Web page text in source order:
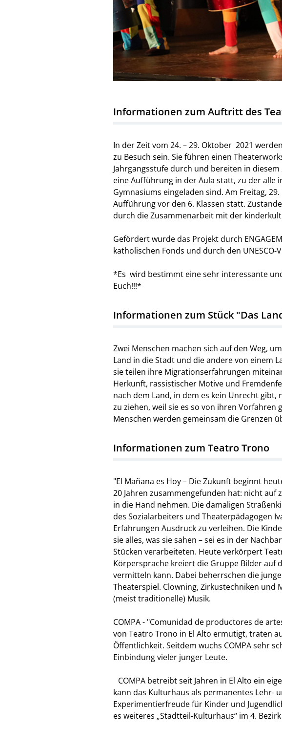
Informationen zum Auftritt des
In der Zeit vom 24. – 29. Oktober 2021
zu Besuch sein. Sie führen einen
Jahrgangsstufe durch und bereiten in
eine Aufführung in der Aula statt, zu der alle
Gymnasiums eingeladen sind. Am Freitag,
Aufführung vor den 6. Klassen statt.
durch die Zusammenarbeit mit der
Gefördert wurde das Projekt durch
katholischen Fonds und durch den UNESCO-
*Es wird bestimmt eine sehr interessante
Euch!!!*
Informationen zum Stück "Das
Zwei Menschen machen sich auf den Weg,
Land in die Stadt und die andere von einem
sie teilen ihre Migrationserfahrungen
Herkunft, rassistischer Motive und
nach dem Land, in dem es kein Unrecht
zu ziehen, weil sie es so von ihren Vorfahren
Menschen werden gemeinsam die Grenzen
Informationen zum Teatro Trono
"El Mañana es Hoy – Die Zukunft beginnt
20 Jahren zusammengefunden hat: nicht
in die Hand nehmen. Die damaligen
des Sozialarbeiters und Theaterpädagogen
Erfahrungen Ausdruck zu verleihen. Die
sie alles, was sie sahen – sei es in der
Stücken verarbeiteten. Heute verkörpert
Körpersprache kreiert die Gruppe Bilder auf
vermitteln kann. Dabei beherrschen die
Theaterspiel. Clowning, Zirkustechniken und
(meist traditionelle) Musik.
COMPA - "Comunidad de productores de
von Teatro Trono in El Alto ermutigt, traten
Öffentlichkeit. Seitdem wuchs COMPA sehr
Einbindung vieler junger Leute.
COMPA betreibt seit Jahren in El Alto ein
kann das Kulturhaus als permanentes Lehr-
Experimentierfreude für Kinder und
es weiteres „Stadtteil-Kulturhaus“ im 4.